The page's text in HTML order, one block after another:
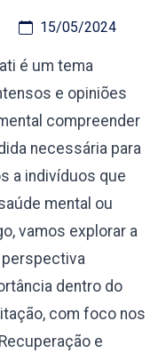
15/05/2024
é um tema
e opiniões
compreender
necessária para
a indivíduos que
mental ou
vamos explorar a
dentro do
com foco nos
e